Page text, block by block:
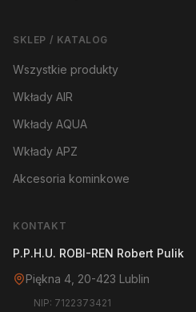
SKLEP / KATALOG
Wszystkie produkty
Wkłady AIR
Wkłady AQUA
Wkłady APZ
Akcesoria kominkowe
KONTAKT
P.P.H.U. ROBI-REN Robert Pulik
Piękna 4, 20-423 Lublin
NIP: 7122373421